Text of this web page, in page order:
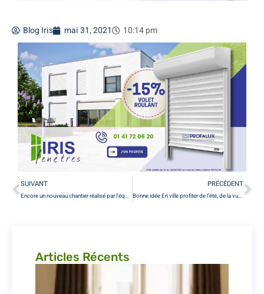
Blog Iris mai 31, 2021 10:14 pm
SUIVANT
Encore un nouveau chantier réalisé par l’équipe #irisfenetres Fenêtres coul…
PRÉCÉDENT
Bonne idée En ville profiter de l’été, de la vue , tout en se protégeant du P…
Articles Récents